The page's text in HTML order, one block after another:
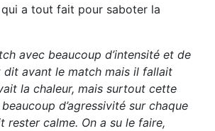
qui a tout fait pour saboter la
avec beaucoup d’intensité et de
dit avant le match mais il fallait
la chaleur, mais surtout cette
d’agressivité sur chaque
rester calme. On a su le faire,